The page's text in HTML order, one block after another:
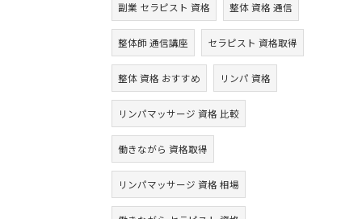
副業 セラピスト 資格 整体 資格 通信
整体師 通信講座 セラピスト 資格取得
整体 資格 おすすめ リンパ 資格
リンパマッサージ 資格 比較
働きながら 資格取得
リンパマッサージ 資格 相場